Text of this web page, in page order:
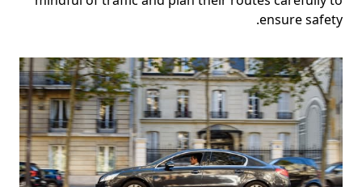
ensure safety.